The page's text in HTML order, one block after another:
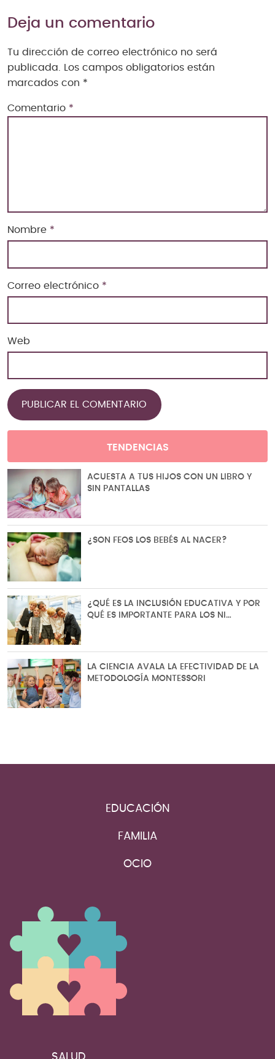
Deja un comentario
Tu dirección de correo electrónico no será
publicada.
Los campos obligatorios están
marcados con *
Comentario *
Nombre *
Correo electrónico *
Web
TENDENCIAS
ACUESTA A TUS HIJOS CON UN LIBRO Y
SIN PANTALLAS
¿SON FEOS LOS BEBÉS AL NACER?
¿QUÉ ES LA INCLUSIÓN EDUCATIVA Y POR
QUÉ ES IMPORTANTE PARA LOS NI…
LA CIENCIA AVALA LA EFECTIVIDAD DE LA
METODOLOGÍA MONTESSORI
EDUCACIÓN
FAMILIA
OCIO